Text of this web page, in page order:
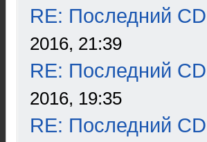
RE: Последний
2016, 21:39
RE: Последний
2016, 19:35
RE: Последний